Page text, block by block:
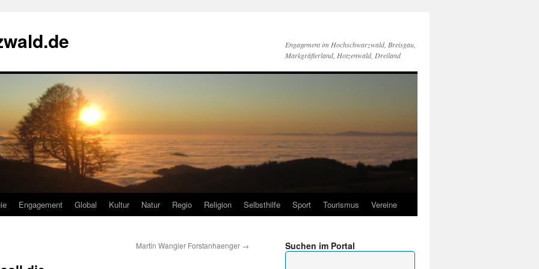
Engagement im Hochschwarzwald, Breisgau,
Markgräflerland, Hotzenwald, Dreiland
Engagement Global Kultur Natur Regio Religion Selbsthilfe Sport Tourismus Vereine
Martin Wangler Forstanhaenger → Suchen im Portal